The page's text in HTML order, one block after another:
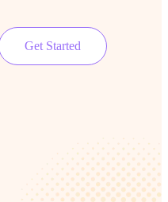
Get Started